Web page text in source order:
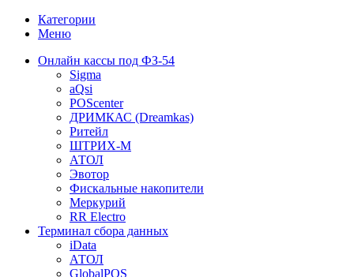
Категории
Меню
Онлайн кассы под ФЗ-54
Sigma
aQsi
POScenter
ДРИМКАС (Dreamkas)
Ритейл
ШТРИХ-М
АТОЛ
Эвотор
Фискальные накопители
Меркурий
RR Electro
Терминал сбора данных
iData
АТОЛ
GlobalPOS